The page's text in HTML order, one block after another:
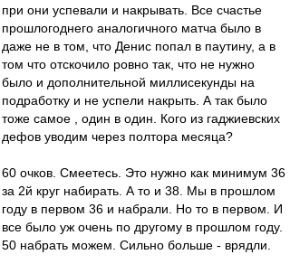
при они успевали и накрывать. Все счастье
прошлогоднего аналогичного матча было в
даже не в том, что Денис попал в паутину, а в
том что отскочило ровно так, что не нужно
было и дополнительной миллисекунды на
подработку и не успели накрыть. А так было
тоже самое , один в один. Кого из гаджиевских
дефов уводим через полтора месяца?
60 очков. Смеетесь. Это нужно как минимум 36
за 2й круг набирать. А то и 38. Мы в прошлом
году в первом 36 и набрали. Но то в первом. И
все было уж очень по другому в прошлом году.
50 набрать можем. Сильно больше - врядли.